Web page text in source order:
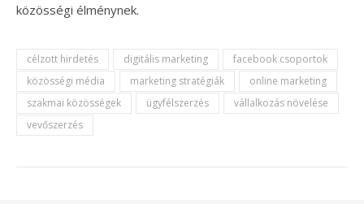
közösségi élménynek.
célzott hirdetés digitális marketing
facebook csoportok
közösségi média
marketing stratégiák
online marketing
szakmai közösségek
ügyfélszerzés
vállalkozás növelése
vevőszerzés